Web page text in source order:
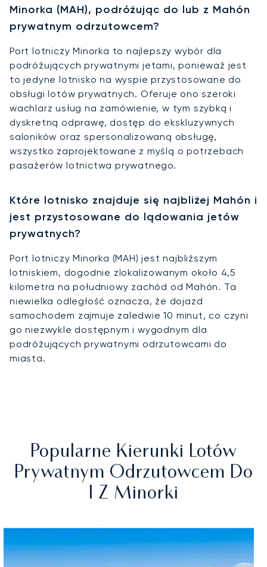
Minorka (MAH), podróżując do lub z Mahón
prywatnym odrzutowcem?
Port lotniczy Minorka to najlepszy wybór dla
podróżujących prywatnymi jetami, ponieważ jest
to jedyne lotnisko na wyspie przystosowane do
obsługi lotów prywatnych. Oferuje ono szeroki
wachlarz usług na zamówienie, w tym szybką i
dyskretną odprawę, dostęp do ekskluzywnych
saloników oraz spersonalizowaną obsługę,
wszystko zaprojektowane z myślą o potrzebach
pasażerów lotnictwa prywatnego.
Które lotnisko znajduje się najbliżej Mahón i
jest przystosowane do lądowania jetów
prywatnych?
Port lotniczy Minorka (MAH) jest najbliższym
lotniskiem, dogodnie zlokalizowanym około 4,5
kilometra na południowy zachód od Mahón. Ta
niewielka odległość oznacza, że dojazd
samochodem zajmuje zaledwie 10 minut, co czyni
go niezwykle dostępnym i wygodnym dla
podróżujących prywatnymi odrzutowcami do
miasta.
Popularne Kierunki Lotów
Prywatnym Odrzutowcem Do
I Z Minorki